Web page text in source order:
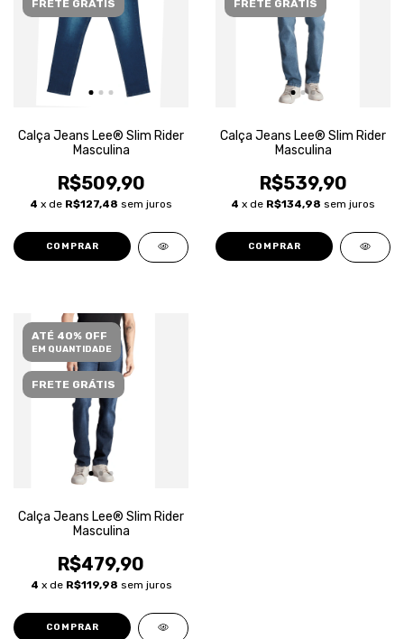
FRETE GRÁTIS
Calça Jeans Lee® Slim Rider
Masculina
R$509,90
4 x de R$127,48 sem juros
COMPRAR
FRETE GRÁTIS
Calça Jeans Lee® Slim Rider
Masculina
R$539,90
4 x de R$134,98 sem juros
COMPRAR
ATÉ 40% OFF
EM QUANTIDADE
FRETE GRÁTIS
Calça Jeans Lee® Slim Rider
Masculina
R$479,90
4 x de R$119,98 sem juros
COMPRAR